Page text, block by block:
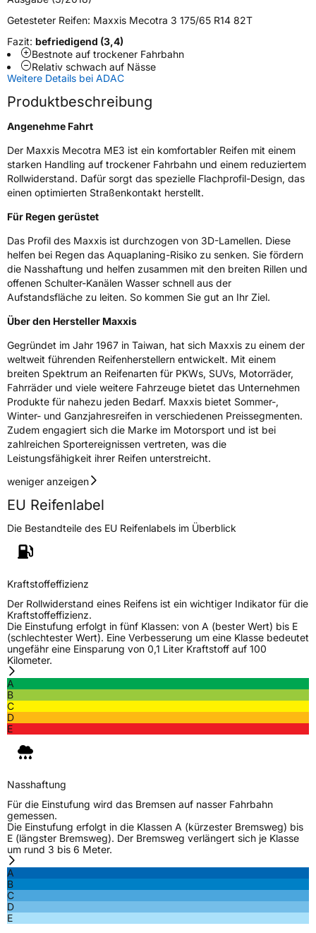
Zustand Neureifen
EU Label
EffizienzC
Rollgeräusch (Klasse) B
3PMSF / Schneeflockensymbol / Alpine-SymbolNein
EisgripNein
EPREL ID 441144
Allgemeine Produktsicherheit (GPSR)
HerstellerkontaktMaxxis Tech Center Europe B.V.,
Neutronenlaan 7 5405NG Uden Noord
Brabant Niederlande,
regulation@maxxistce.nl
Getesteter Reifen: Maxxis Mecotra 3 175/65 R14 82T
Fazit: befriedigend (3,4)
Bestnote auf trockener Fahrbahn
Relativ schwach auf Nässe
Weitere Details bei ADAC
Produktbeschreibung
Angenehme Fahrt
Der Maxxis Mecotra ME3 ist ein komfortabler Reifen mit einem
starken Handling auf trockener Fahrbahn und einem reduziertem
Rollwiderstand. Dafür sorgt das spezielle Flachprofil-Design, das
einen optimierten Straßenkontakt herstellt.
Für Regen gerüstet
Das Profil des Maxxis ist durchzogen von 3D-Lamellen. Diese
helfen bei Regen das Aquaplaning-Risiko zu senken. Sie fördern
die Nasshaftung und helfen zusammen mit den breiten Rillen und
offenen Schulter-Kanälen Wasser schnell aus der
Aufstandsfläche zu leiten. So kommen Sie gut an Ihr Ziel.
Über den Hersteller Maxxis
Gegründet im Jahr 1967 in Taiwan, hat sich Maxxis zu einem der
weltweit führenden Reifenherstellern entwickelt. Mit einem
breiten Spektrum an Reifenarten für PKWs, SUVs, Motorräder,
Fahrräder und viele weitere Fahrzeuge bietet das Unternehmen
Produkte für nahezu jeden Bedarf. Maxxis bietet Sommer-,
Winter- und Ganzjahresreifen in verschiedenen Preissegmenten.
Zudem engagiert sich die Marke im Motorsport und ist bei
zahlreichen Sportereignissen vertreten, was die
Leistungsfähigkeit ihrer Reifen unterstreicht.
weniger anzeigen
EU Reifenlabel
Die Bestandteile des EU Reifenlabels im Überblick
Kraftstoffeffizienz
Der Rollwiderstand eines Reifens ist ein wichtiger Indikator für die
Kraftstoffeffizienz.
Die Einstufung erfolgt in fünf Klassen: von A (bester Wert) bis E
(schlechtester Wert). Eine Verbesserung um eine Klasse bedeutet
ungefähr eine Einsparung von 0,1 Liter Kraftstoff auf 100
Kilometer.
A
B
C
D
E
Nasshaftung
Für die Einstufung wird das Bremsen auf nasser Fahrbahn
gemessen.
Die Einstufung erfolgt in die Klassen A (kürzester Bremsweg) bis
E (längster Bremsweg). Der Bremsweg verlängert sich je Klasse
um rund 3 bis 6 Meter.
A
B
C
D
E